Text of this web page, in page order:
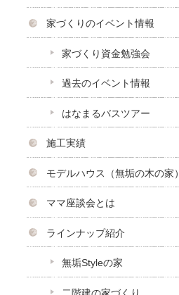
家づくりのイベント情報
家づくり資金勉強会
過去のイベント情報
はなまるバスツアー
施工実績
モデルハウス（無垢の木の家）
ママ座談会とは
ラインナップ紹介
無垢Styleの家
二階建の家づくり